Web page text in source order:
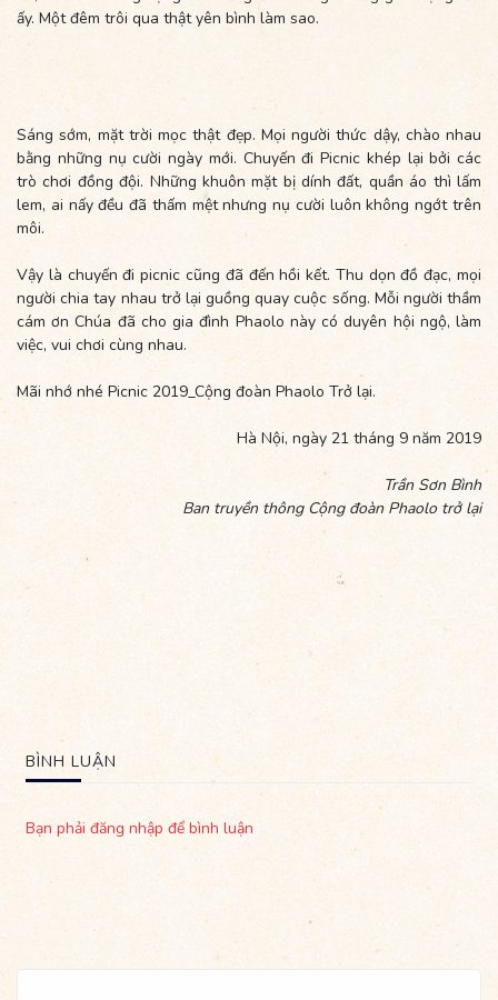
ấy. Một đêm trôi qua thật yên bình làm sao.
Sáng sớm, mặt trời mọc thật đẹp. Mọi người thức dậy, chào nhau
bằng những nụ cười ngày mới. Chuyến đi Picnic khép lại bởi các
trò chơi đồng đội. Những khuôn mặt bị dính đất, quần áo thì lấm
lem, ai nấy đều đã thấm mệt nhưng nụ cười luôn không ngớt trên
môi.
Vậy là chuyến đi picnic cũng đã đến hồi kết. Thu dọn đồ đạc, mọi
người chia tay nhau trở lại guồng quay cuộc sống. Mỗi người thầm
cám ơn Chúa đã cho gia đình Phaolo này có duyên hội ngộ, làm
việc, vui chơi cùng nhau.
Mãi nhớ nhé Picnic 2019_Cộng đoàn Phaolo Trở lại.
Hà Nội, ngày 21 tháng 9 năm 2019
Trần Sơn Bình
Ban truyền thông Cộng đoàn Phaolo trở lại
BÌNH LUẬN
Bạn phải đăng nhập để bình luận